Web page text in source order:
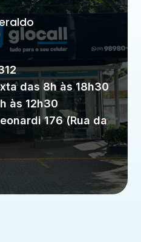
das 8h às 18h30
às 12h30
176 (Rua da